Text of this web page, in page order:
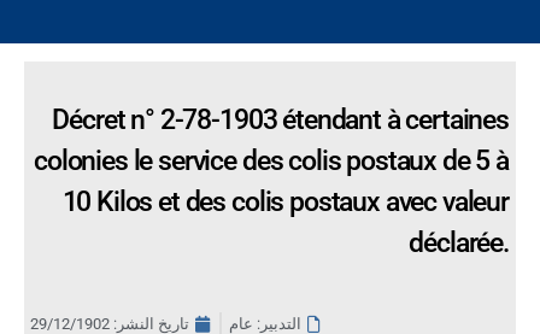
Décret n° 2-78-1903 étendant à certaines
colonies le service des colis postaux de 5 à
10 Kilos et des colis postaux avec valeur
déclarée.
التدبير: عام تاريخ النشر: 29/12/1902